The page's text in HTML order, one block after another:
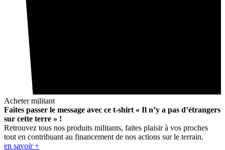
Acheter militant
Faites passer le message avec ce t-shirt « Il n’y a pas d’étrangers
sur cette terre » !
Retrouvez tous nos produits militants, faites plaisir à vos proches
tout en contribuant au financement de nos actions sur le terrain.
en savoir +